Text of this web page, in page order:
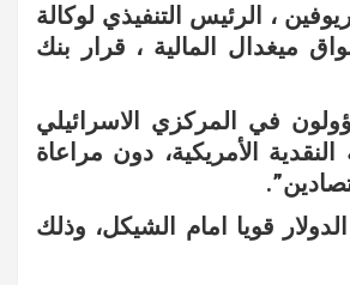
، الرئيس التنفيذي لوكالة
ميغدال المالية ، قرار بنك
في المركزي الاسرائيلي
الأمريكية، دون مراعاة
قويا امام الشيكل، وذلك